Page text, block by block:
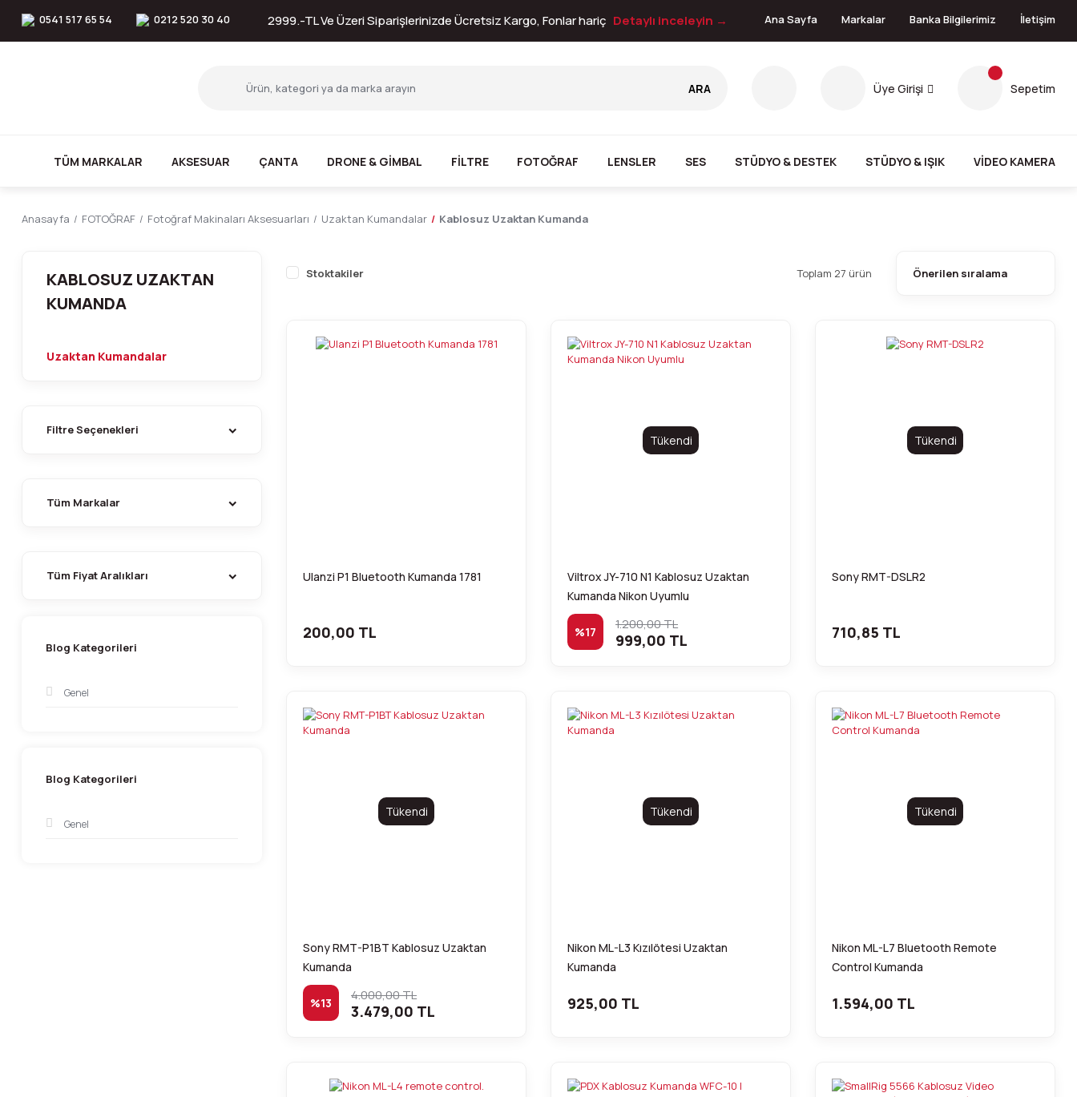
0541 517 65 54 0212 520 30 40 2999.-TL Ve Üzeri Siparişlerinizde Ücretsiz Kargo, Fonlar hariç Detaylı inceleyin → Ana Sayfa Markalar Banka Bilgilerimiz İletişim
ARA Üye Girişi Sepetim
TÜM MARKALAR AKSESUAR ÇANTA DRONE & GİMBAL FİLTRE FOTOĞRAF LENSLER SES STÜDYO & DESTEK STÜDYO & IŞIK VİDEO KAMERA
Anasayfa FOTOĞRAF Fotoğraf Makinaları Aksesuarları Uzaktan Kumandalar Kablosuz Uzaktan Kumanda
KABLOSUZ UZAKTAN
KUMANDA
Uzaktan Kumandalar
Filtre Seçenekleri
Tüm Markalar
Tüm Fiyat Aralıkları
Blog Kategorileri
Genel
Blog Kategorileri
Genel
Stoktakiler Toplam 27 ürün
Ulanzi P1 Bluetooth Kumanda 1781
200,00 TL
Tükendi
Viltrox JY-710 N1 Kablosuz Uzaktan
Kumanda Nikon Uyumlu
%17 1.200,00 TL
999,00 TL
Tükendi
Sony RMT-DSLR2
710,85 TL
Tükendi
Sony RMT-P1BT Kablosuz Uzaktan
Kumanda
%13 4.000,00 TL
3.479,00 TL
Tükendi
Nikon ML-L3 Kızılötesi Uzaktan
Kumanda
925,00 TL
Tükendi
Nikon ML-L7 Bluetooth Remote
Control Kumanda
1.594,00 TL